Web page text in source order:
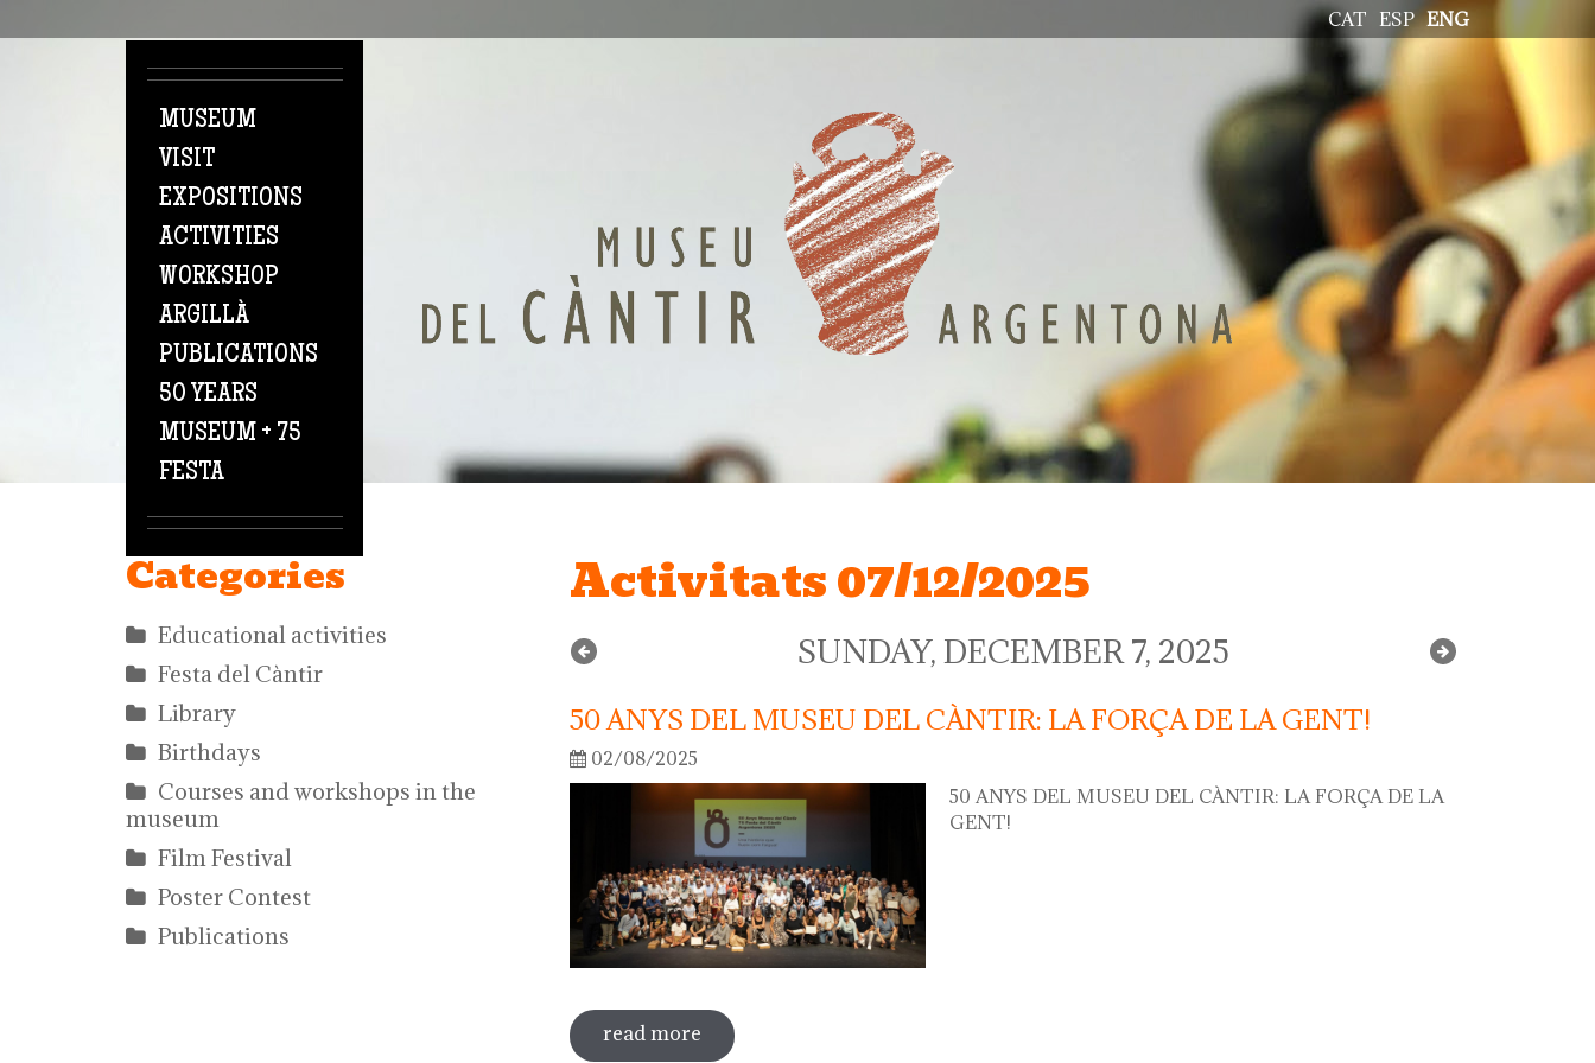
ENG
ESP
CAT
MUSEUM
VISIT
EXPOSITIONS
ACTIVITIES
WORKSHOP
ARGILLÀ
PUBLICATIONS
50 YEARS
MUSEUM + 75
FESTA
Categories
Educational activities
Festa del Càntir
Library
Birthdays
Courses and workshops in the
museum
Film Festival
Poster Contest
Publications
Activitats 07/12/2025
SUNDAY, DECEMBER 7, 2025
50 ANYS DEL MUSEU DEL CÀNTIR: LA FORÇA DE LA GENT!
02/08/2025
50 ANYS DEL MUSEU DEL CÀNTIR: LA FORÇA DE LA
GENT!
read more about 50 anys del museu del càntir: la força de la gent!